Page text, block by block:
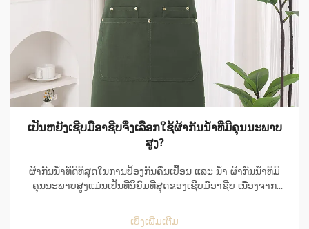
ເປັນຫຍັງເຊີບມືອາຊີບຈຶ່ງເລືອກໃຊ້ຜ້າກັນນ້ຳທີ່ມີຄຸນນະພາບ
ສູງ?
ຜ້າກັນນ້ຳທີ່ດີທີ່ສຸດໃນການປ້ອງກັນຄືນເປື້ອນ ແລະ ນ້ຳ ຜ້າກັນນ້ຳທີ່ມີ
ຄຸນນະພາບສູງແມ່ນເປັນທີ່ນິຍົມທີ່ສຸດຂອງເຊີບມືອາຊີບ ເນື່ອງຈາກ
ຍັງເຮັດໃຫ້ໃຊ້ງ່າຍໃນສະພາບແວດລ້ອມທີ່ເຕັມໄປດ້ວຍຄວາມເຄັ່ງຕຶງ
ເບິ່ງເພີ່ມເຕີມ